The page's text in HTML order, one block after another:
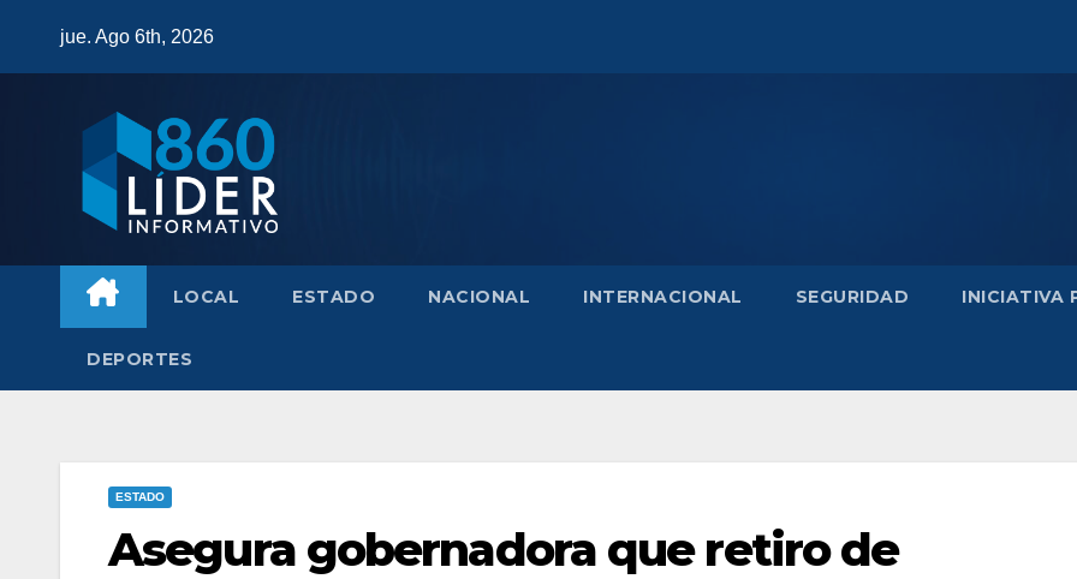
jue. Ago 6th, 2026
LOCAL ESTADO NACIONAL INTERNACIONAL SEGURIDAD INICIATIVA
DEPORTES
ESTADO
Asegura gobernadora que retiro de